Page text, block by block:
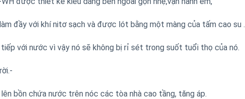
đầy với khí nitơ sạch và được lót bằng một màng của tấm cao su .
với nước vì vậy nó sẽ không bị rỉ sét trong suốt tuổi thọ của nó.
bồn chứa nước trên nóc các tòa nhà cao tầng, tăng áp.